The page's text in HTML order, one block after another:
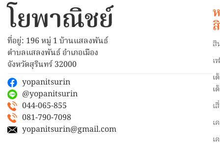
โยพาณิชย์
ที่อยู่: 196 หมู่ 1 บ้านแสลงพันธ์
ตำบลแสลงพันธ์ อำเภอเมือง
จังหวัดสุรินทร์ 32000
yopanitsurin
@yopanitsurin
044-065-855
081-790-7098
yopanitsurin@gmail.com
สิ
เ
เ
เ
เ
เ
เ